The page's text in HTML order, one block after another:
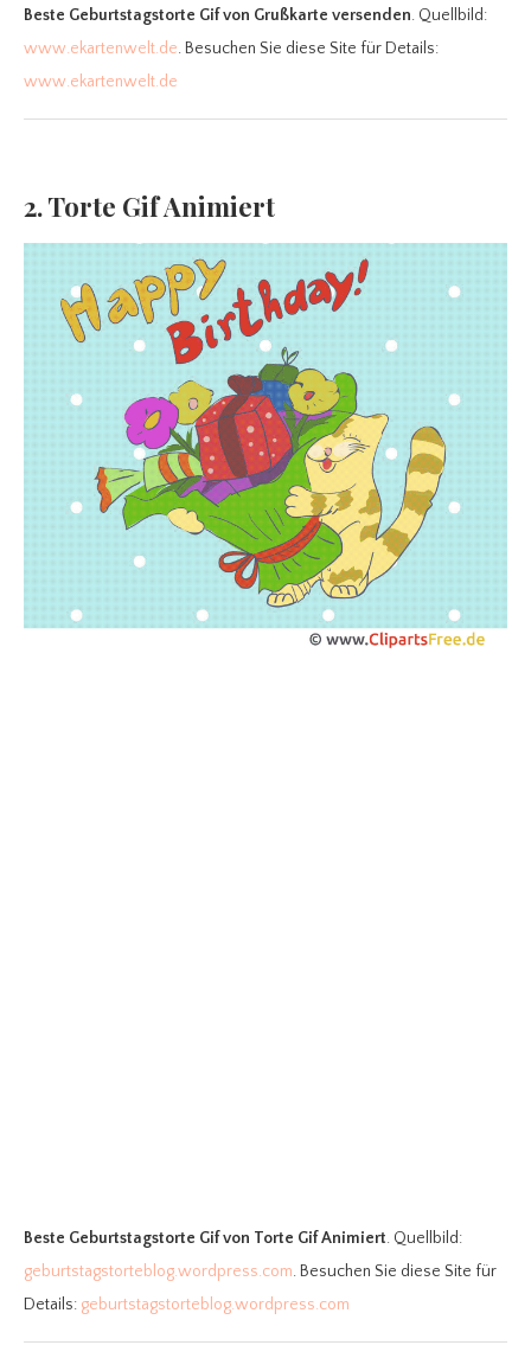
Beste Geburtstagstorte Gifvon Grußkarte versenden. Quellbild:
www.ekartenwelt.de. Besuchen Sie diese Site für Details:
www.ekartenwelt.de
2. Torte Gif Animiert
Beste Geburtstagstorte Gifvon Torte Gif Animiert. Quellbild:
geburtstagstorteblog.wordpress.com. Besuchen Sie diese Site für
Details: geburtstagstorteblog.wordpress.com